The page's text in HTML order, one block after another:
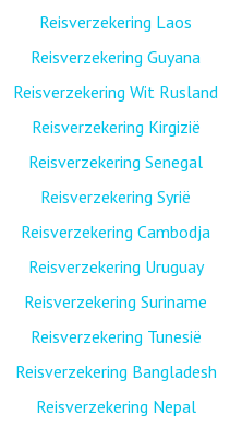
Reisverzekering Laos
Reisverzekering Guyana
Reisverzekering Wit Rusland
Reisverzekering Kirgizië
Reisverzekering Senegal
Reisverzekering Syrië
Reisverzekering Cambodja
Reisverzekering Uruguay
Reisverzekering Suriname
Reisverzekering Tunesië
Reisverzekering Bangladesh
Reisverzekering Nepal